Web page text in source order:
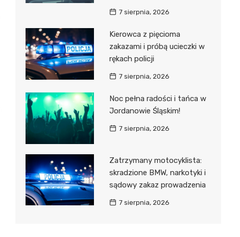
7 sierpnia, 2026
Kierowca z pięcioma
zakazami i próbą ucieczki w
rękach policji
7 sierpnia, 2026
Noc pełna radości i tańca w
Jordanowie Śląskim!
7 sierpnia, 2026
Zatrzymany motocyklista:
skradzione BMW, narkotyki i
sądowy zakaz prowadzenia
7 sierpnia, 2026